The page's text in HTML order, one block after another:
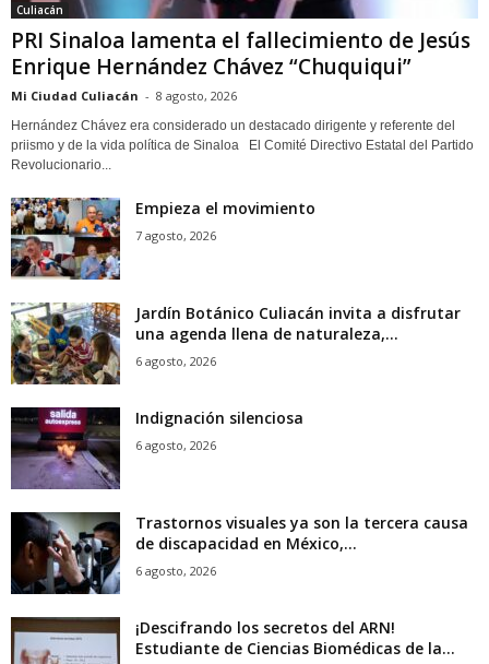
Culiacán
PRI Sinaloa lamenta el fallecimiento de Jesús
Enrique Hernández Chávez “Chuquiqui”
Mi Ciudad Culiacán - 8 agosto, 2026
Hernández Chávez era considerado un destacado dirigente y referente del
priismo y de la vida política de Sinaloa El Comité Directivo Estatal del Partido
Revolucionario...
Empieza el movimiento
7 agosto, 2026
Jardín Botánico Culiacán invita a disfrutar
una agenda llena de naturaleza,...
6 agosto, 2026
Indignación silenciosa
6 agosto, 2026
Trastornos visuales ya son la tercera causa
de discapacidad en México,...
6 agosto, 2026
¡Descifrando los secretos del ARN!
Estudiante de Ciencias Biomédicas de la...